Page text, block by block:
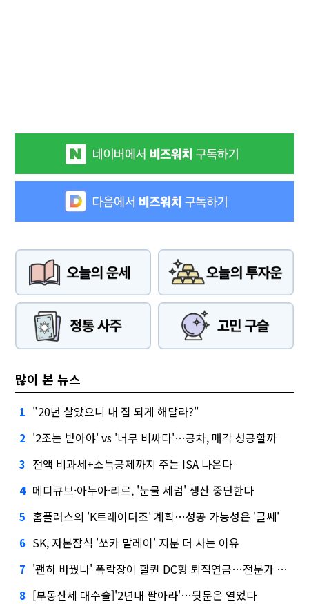
많이 본 뉴스
1 "20년 살았으니 내 집 되게 해달라?"
2 '2조는 받아야' vs '너무 비싸다'…공차, 매각 성공할까
3 전액 비과세+소득공제까지 주는 ISA 나온다
4 메디큐브·아누아·리르, '눈물 세럼' 생산 중단한다
5 홈플러스의 'K트레이더조' 계획…성공 가능성은 '글쎄'
6 SK, 자본잠식 '쏘카 말레이' 지분 더 사는 이유
7 '괜히 바꿨나' 폭락장이 할퀸 DC형 퇴직연금…전문가 조언은
8 [부동산세 대수술]'2년내 팔아라'…뒷문은 열었다